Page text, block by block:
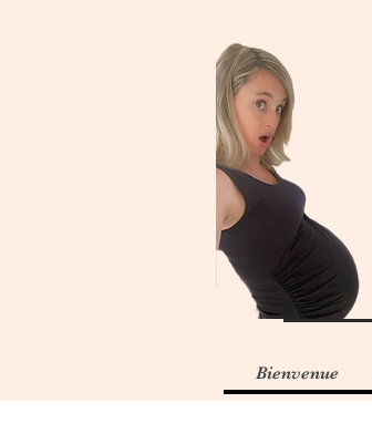
Bienvenue